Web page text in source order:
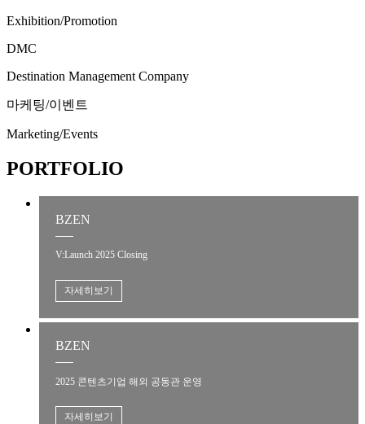
Exhibition/Promotion
DMC
Destination Management Company
마케팅/이벤트
Marketing/Events
PORTFOLIO
BZEN
V:Launch 2025 Closing
자세히보기
BZEN
2025 콘텐츠기업 해외 공동관 운영
자세히보기